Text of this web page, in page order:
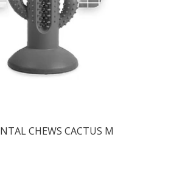
CHEWS CACTUS M